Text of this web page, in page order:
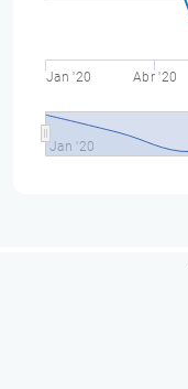
Jan '20 Abr '20
Jan '20